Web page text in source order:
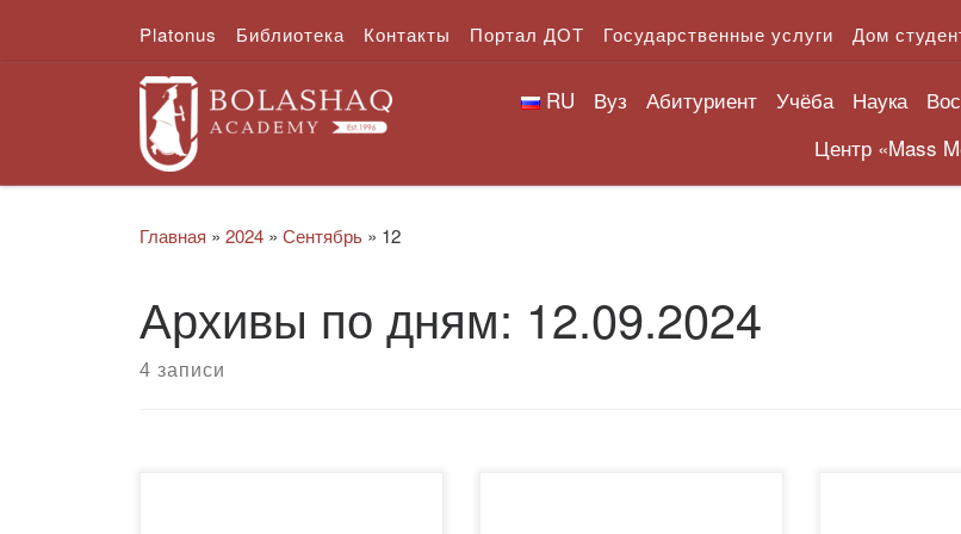
Перейти к содержимому
Platonus Библиотека Контакты Портал ДОТ Государственные услуги Дом
RU Вуз Абитуриент Учёба Наука
Центр «Mass
Главная » 2024 » Сентябрь » 12
Архивы по дням: 12.09.2024
4 записи